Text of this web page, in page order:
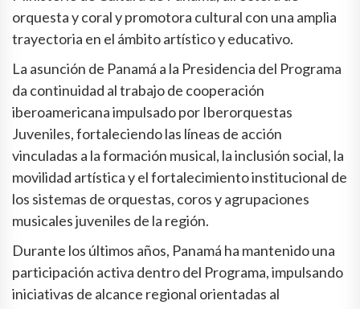
orquesta y coral y promotora cultural con una amplia
trayectoria en el ámbito artístico y educativo.
La asunción de Panamá a la Presidencia del Programa
da continuidad al trabajo de cooperación
iberoamericana impulsado por Iberorquestas
Juveniles, fortaleciendo las líneas de acción
vinculadas a la formación musical, la inclusión social, la
movilidad artística y el fortalecimiento institucional de
los sistemas de orquestas, coros y agrupaciones
musicales juveniles de la región.
Durante los últimos años, Panamá ha mantenido una
participación activa dentro del Programa, impulsando
iniciativas de alcance regional orientadas al